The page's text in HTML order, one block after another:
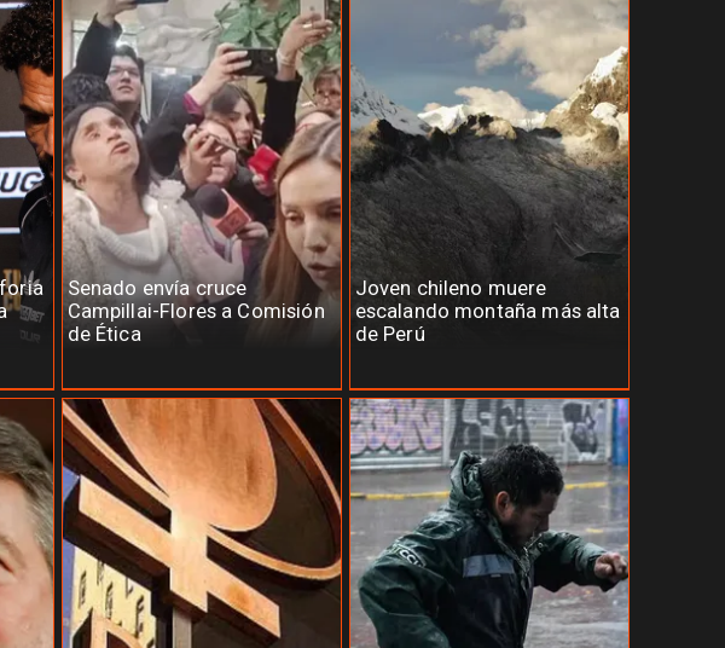
Senado envía cruce
Campillai-Flores a Comisión
de Ética
Joven chileno muere
escalando montaña más alta
de Perú